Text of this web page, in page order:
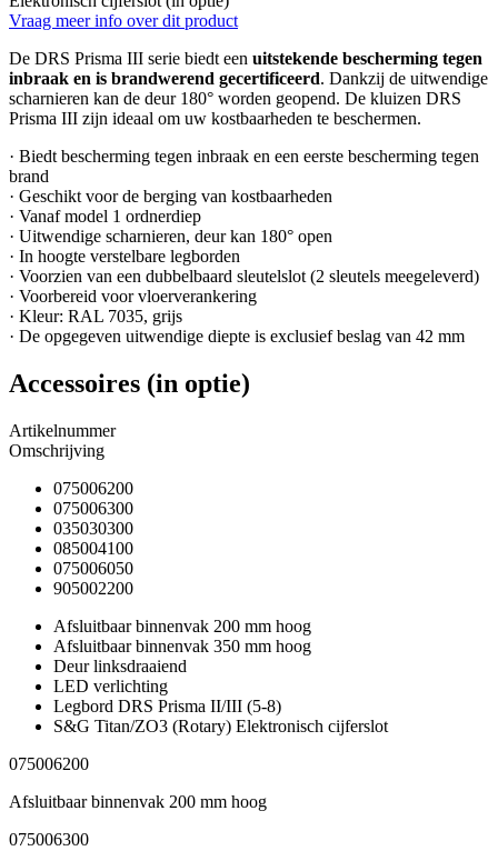
Vraag meer info over dit product
De DRS Prisma III serie biedt een uitstekende bescherming tegen
inbraak en is brandwerend gecertificeerd. Dankzij de uitwendige
scharnieren kan de deur 180° worden geopend. De kluizen DRS
Prisma III zijn ideaal om uw kostbaarheden te beschermen.
· Biedt bescherming tegen inbraak en een eerste bescherming tegen
brand
· Geschikt voor de berging van kostbaarheden
· Vanaf model 1 ordnerdiep
· Uitwendige scharnieren, deur kan 180° open
· In hoogte verstelbare legborden
· Voorzien van een dubbelbaard sleutelslot (2 sleutels meegeleverd)
· Voorbereid voor vloerverankering
· Kleur: RAL 7035, grijs
· De opgegeven uitwendige diepte is exclusief beslag van 42 mm
Accessoires (in optie)
Artikelnummer
Omschrijving
075006200
075006300
035030300
085004100
075006050
905002200
Afsluitbaar binnenvak 200 mm hoog
Afsluitbaar binnenvak 350 mm hoog
Deur linksdraaiend
LED verlichting
Legbord DRS Prisma II/III (5-8)
S&G Titan/ZO3 (Rotary) Elektronisch cijferslot
075006200
Afsluitbaar binnenvak 200 mm hoog
075006300